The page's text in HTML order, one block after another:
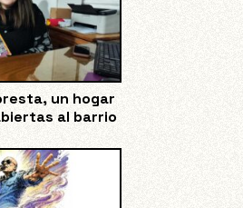
un hogar
al barrio